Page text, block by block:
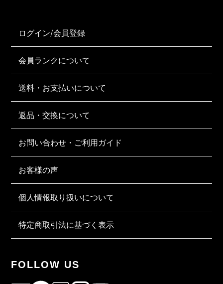
ログイン/会員登録
会員ランクについて
送料・お支払いについて
返品・交換について
お問い合わせ・ご利用ガイド
お客様の声
個人情報取り扱いについて
特定商取引法に基づく表示
FOLLOW US